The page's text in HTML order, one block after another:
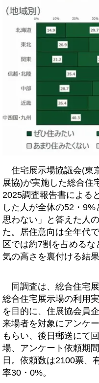
住宅展示場協議会(東
展協)が実施した総合住
2025調査報告書による
した人が全体の52・
思わない」と答えた人
た。居住意向は全年代
区では約7割を占めるな
気の高さを裏付ける結果
同調査は、総合住宅
総合住宅展示場の利用
を目的に、住展協会員
来場者を対象にアンケ
もらい、後日郵送にて
場、アンケート依頼期
日。依頼数は2100票、
率30・0%。